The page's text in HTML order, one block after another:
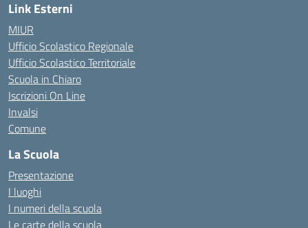
Link Esterni
MIUR
Ufficio Scolastico Regionale
Ufficio Scolastico Territoriale
Scuola in Chiaro
Iscrizioni On Line
Invalsi
Comune
La Scuola
Presentazione
I luoghi
I numeri della scuola
Le carte della scuola